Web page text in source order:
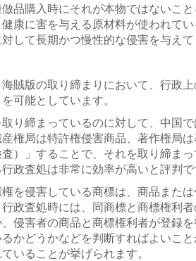
品購入時にそれが本物ではないこ
康に害を与える原材料が使われて
して長期かつ慢性的な侵害を与えて
賊版の取り締まりにおいて、行政上
可能としています。
り締まっているのに対して、中国
権局は特許権侵害商品、著作権局
）」することで、それを取り締ま
政査処は非常に効率が高いと評判で
を侵害している商標は、商品また
政査処時には、同商標と商標権利
侵害者の商品と商標権利者が登録
かどうかなどを判断すればよいこ
いることが挙げられます。